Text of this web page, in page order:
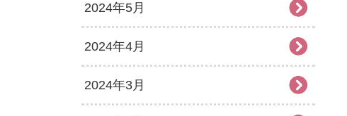
2024年5月
2024年4月
2024年3月